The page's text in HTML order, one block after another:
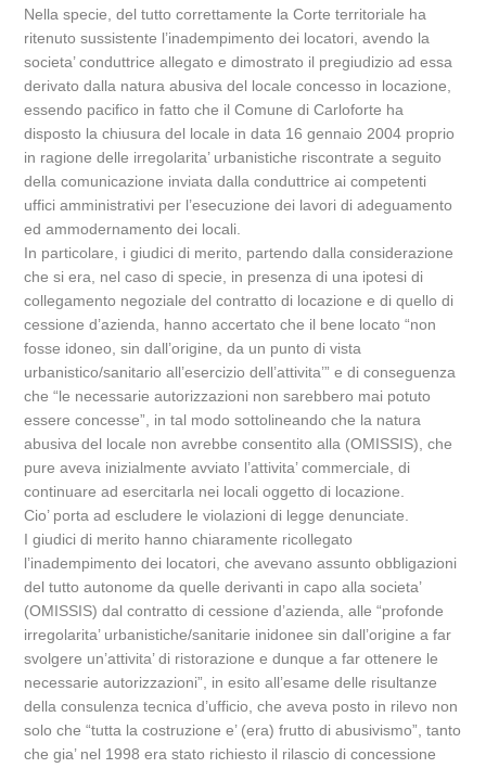
Nella specie, del tutto correttamente la Corte territoriale ha
ritenuto sussistente l’inadempimento dei locatori, avendo la
societa’ conduttrice allegato e dimostrato il pregiudizio ad essa
derivato dalla natura abusiva del locale concesso in locazione,
essendo pacifico in fatto che il Comune di Carloforte ha
disposto la chiusura del locale in data 16 gennaio 2004 proprio
in ragione delle irregolarita’ urbanistiche riscontrate a seguito
della comunicazione inviata dalla conduttrice ai competenti
uffici amministrativi per l’esecuzione dei lavori di adeguamento
ed ammodernamento dei locali.
In particolare, i giudici di merito, partendo dalla considerazione
che si era, nel caso di specie, in presenza di una ipotesi di
collegamento negoziale del contratto di locazione e di quello di
cessione d’azienda, hanno accertato che il bene locato “non
fosse idoneo, sin dall’origine, da un punto di vista
urbanistico/sanitario all’esercizio dell’attivita’” e di conseguenza
che “le necessarie autorizzazioni non sarebbero mai potuto
essere concesse”, in tal modo sottolineando che la natura
abusiva del locale non avrebbe consentito alla (OMISSIS), che
pure aveva inizialmente avviato l’attivita’ commerciale, di
continuare ad esercitarla nei locali oggetto di locazione.
Cio’ porta ad escludere le violazioni di legge denunciate.
I giudici di merito hanno chiaramente ricollegato
l’inadempimento dei locatori, che avevano assunto obbligazioni
del tutto autonome da quelle derivanti in capo alla societa’
(OMISSIS) dal contratto di cessione d’azienda, alle “profonde
irregolarita’ urbanistiche/sanitarie inidonee sin dall’origine a far
svolgere un’attivita’ di ristorazione e dunque a far ottenere le
necessarie autorizzazioni”, in esito all’esame delle risultanze
della consulenza tecnica d’ufficio, che aveva posto in rilevo non
solo che “tutta la costruzione e’ (era) frutto di abusivismo”, tanto
che gia’ nel 1998 era stato richiesto il rilascio di concessione